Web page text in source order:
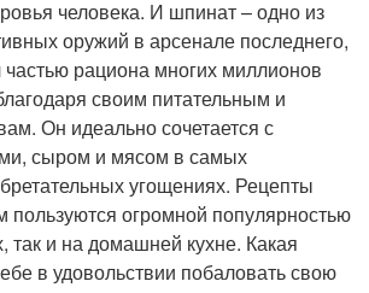
человека. И шпинат – одно из
оружий в арсенале последнего,
частью рациона многих миллионов
своим питательным и
Он идеально сочетается с
сыром и мясом в самых
угощениях. Рецепты
огромной популярностью
так и на домашней кухне. Какая
в удовольствии побаловать свою